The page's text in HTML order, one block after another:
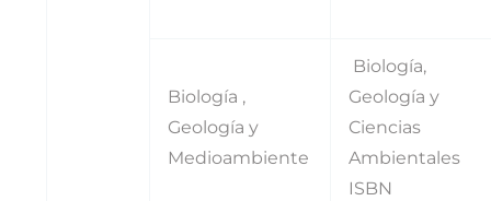
Biología ,
Geología y
Medioambiente
Biología,
Geología y
Ciencias
Ambientales
ISBN